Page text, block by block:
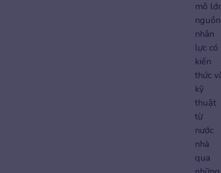
mô
nguồn
nhân
lực có
kiến
thức
kỹ
thuật
từ
nước
nhà
qua